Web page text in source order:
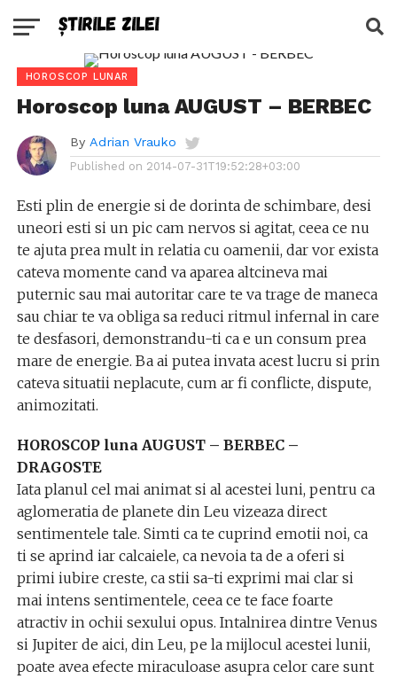
HOROSCOP LUNAR
Horoscop luna AUGUST – BERBEC
By Adrian Vrauko
Published on 2014-07-31T19:52:28+03:00
Esti plin de energie si de dorinta de schimbare, desi
uneori esti si un pic cam nervos si agitat, ceea ce nu
te ajuta prea mult in relatia cu oamenii, dar vor exista
cateva momente cand va aparea altcineva mai
puternic sau mai autoritar care te va trage de maneca
sau chiar te va obliga sa reduci ritmul infernal in care
te desfasori, demonstrandu-ti ca e un consum prea
mare de energie. Ba ai putea invata acest lucru si prin
cateva situatii neplacute, cum ar fi conflicte, dispute,
animozitati.
HOROSCOP luna AUGUST – BERBEC –
DRAGOSTE
Iata planul cel mai animat si al acestei luni, pentru ca
aglomeratia de planete din Leu vizeaza direct
sentimentele tale. Simti ca te cuprind emotii noi, ca
ti se aprind iar calcaiele, ca nevoia ta de a oferi si
primi iubire creste, ca stii sa-ti exprimi mai clar si
mai intens sentimentele, ceea ce te face foarte
atractiv in ochii sexului opus. Intalnirea dintre Venus
si Jupiter de aici, din Leu, pe la mijlocul acestei lunii,
poate avea efecte miraculoase asupra celor care sunt